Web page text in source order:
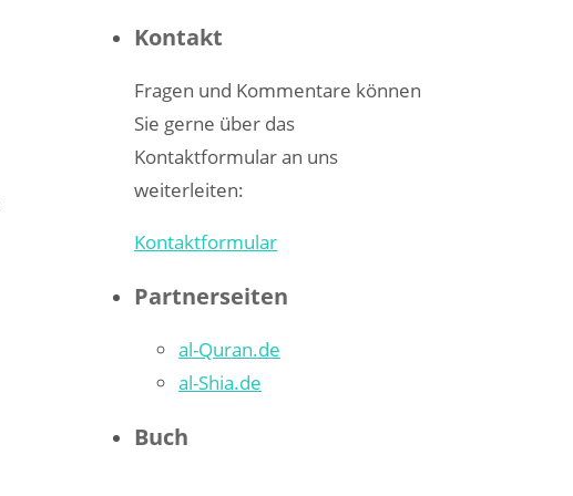
Kontakt
Fragen und Kommentare können
Sie gerne über das
Kontaktformular an uns
weiterleiten:
Kontaktformular
Partnerseiten
al-Quran.de
al-Shia.de
Buch